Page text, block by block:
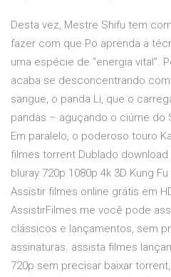
Desta vez, Mestre Shifu tem
fazer com que Po aprenda a
uma espécie de “energia vital”.
acaba se desconcentrando
sangue, o panda Li, que o
pandas – aguçando o ciúme do
Em paralelo, o poderoso touro
filmes torrent Dublado
bluray 720p 1080p 4k 3D Kung
Assistir filmes online grátis em
AssistirFilmes.me você pode
clássicos e lançamentos, sem
assinaturas. assista filmes
720p sem precisar baixar